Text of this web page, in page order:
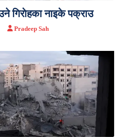
गिराेहका नाइके पक्राउ
Pradeep Sah